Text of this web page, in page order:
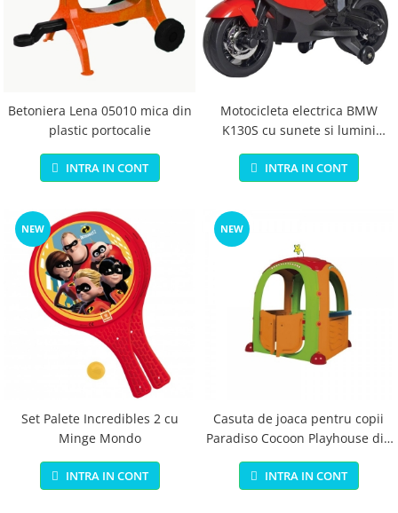
Betoniera Lena 05010 mica din
plastic portocalie
INTRA IN CONT
Motocicleta electrica BMW
K130S cu sunete si lumini
pentru copii rosie
INTRA IN CONT
NEW
Set Palete Incredibles 2 cu
Minge Mondo
INTRA IN CONT
NEW
Casuta de joaca pentru copii
Paradiso Cocoon Playhouse din
plastic cu 3 autocolante
supermarket bucatarie si atelier
INTRA IN CONT